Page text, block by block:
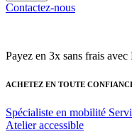
Contactez-nous
Payez en 3x sans frais avec
ACHETEZ EN TOUTE
Spécialiste en mobilité
Atelier accessible